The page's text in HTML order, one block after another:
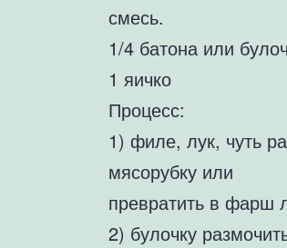
смесь.
1/4 батона или
1 яичко
Процесс:
1) филе, лук, чуть
мясорубку или
превратить в фарш
2) булочку